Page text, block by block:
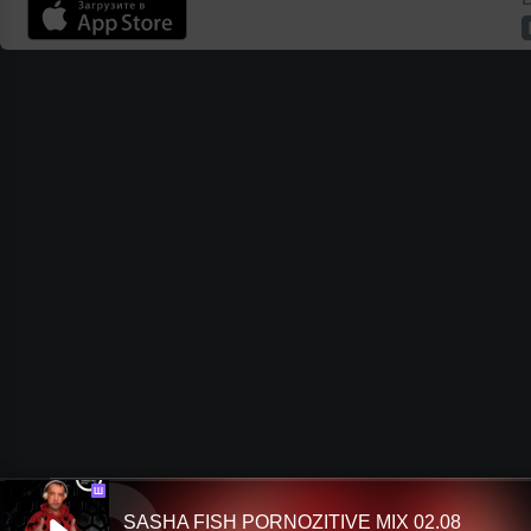
Ш
SASHA FISH PORNOZITIVE MIX 02.08